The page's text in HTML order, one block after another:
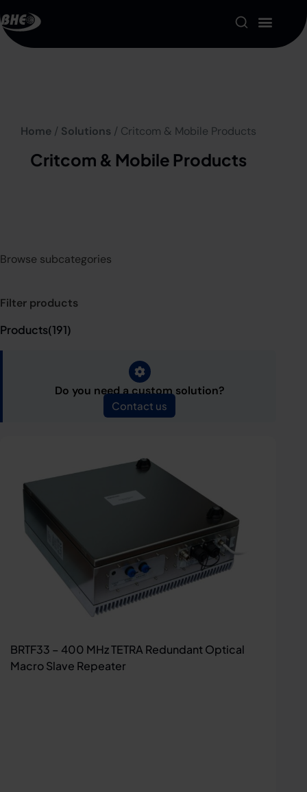
About us
Resources
Home/ Solutions / Critcom & Mobile Products
Critcom & Mobile Products
Browse subcategories
Filter products
Products(191)
Contact us
Do you need a custom solution?
BRTF33 – 400 MHz TETRA Redundant Optical
Macro Slave Repeater